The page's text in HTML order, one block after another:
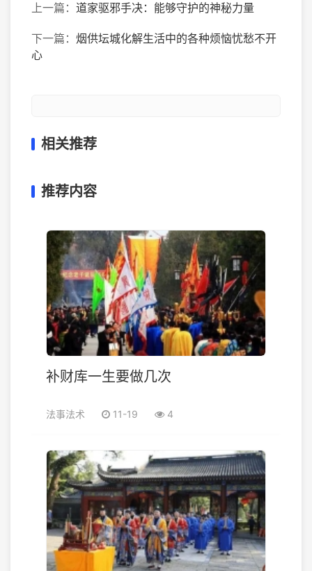
上一篇： 道家驱邪手决：能够守护的神秘力量
下一篇： 烟供坛城化解生活中的各种烦恼忧愁不开
心
相关推荐
推荐内容
补财库一生要做几次
法事法术 11-19 4